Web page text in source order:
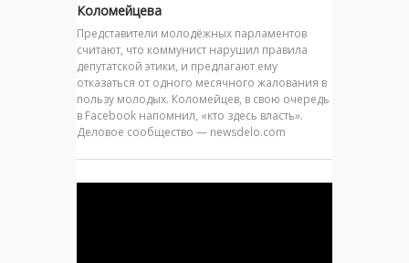
Коломейцева
Представители молодёжных парламентов
считают, что коммунист нарушил правила
депутатской этики, и предлагают ему
отказаться от одного месячного жалования в
пользу молодых. Коломейцев, в свою очередь
в Facebook напомнил, «кто здесь власть».
Деловое сообщество — newsdelo.com